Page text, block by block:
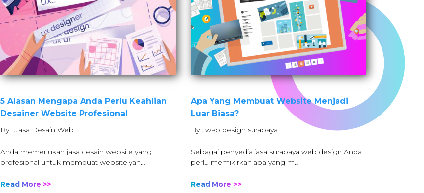
5 Alasan Mengapa Anda Perlu Keahlian
Desainer Website Profesional
By : Jasa Desain Web
Anda memerlukan jasa desain website yang
profesional untuk membuat website yan…
Read More >>
Apa Yang Membuat Website Menjadi
Luar Biasa?
By : web design surabaya
Sebagai penyedia jasa surabaya web design Anda
perlu memikirkan apa yang m…
Read More >>